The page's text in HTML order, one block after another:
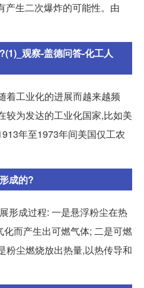
产生二次爆炸的可能性。由
观察-盖德问答-化工人
着工业化的进展而越来越频
较为发达的工业化国家,比如美
年至1973年间美国仅工农
成的?
形成过程: 一是悬浮粉尘在热
而产生出可燃气体; 二是可燃
粉尘燃烧放出热量,以热传导和